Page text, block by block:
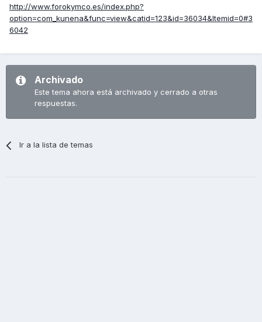
http://www.forokymco.es/index.php?
option=com_kunena&func=view&catid=123&id=36034&Itemid=0#3
6042
Archivado
Este tema ahora está archivado y cerrado a otras
respuestas.
Ir a la lista de temas